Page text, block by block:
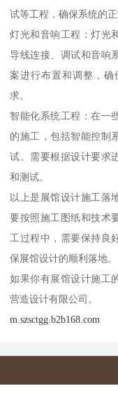
试等工程，确保系统的
灯光和音响工程：灯光
导线连接、调试和音响
案进行布置和调整，
求。
智能化系统工程：在一
的施工，包括智能控制
试。需要根据设计要求
和测试。
以上是展馆设计施工落
要按照施工图纸和技术
工过程中，需要保持良
保展馆设计的顺利落地。
如果你有展馆设计施工
营造设计有限公司。
m.szsctgg.b2b168.com